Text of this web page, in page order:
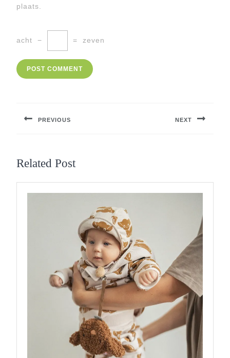
plaats.
acht − = zeven
PREVIOUS NEXT
Related Post